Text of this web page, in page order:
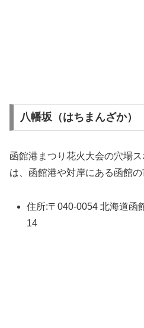
八幡坂（はちまんざか）
函館港まつり花火大会の穴場
は、函館港や対岸にある函館の
住所:〒040-0054 北海道函
14